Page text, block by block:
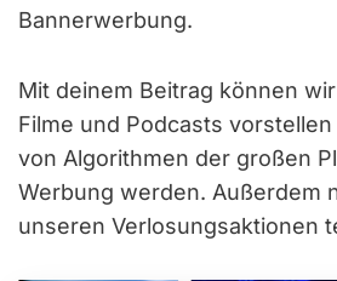
Bannerwerbung.
Mit deinem Beitrag können
Filme und Podcasts
von Algorithmen der großen
Werbung werden. Außerdem
unseren Verlosungsaktionen